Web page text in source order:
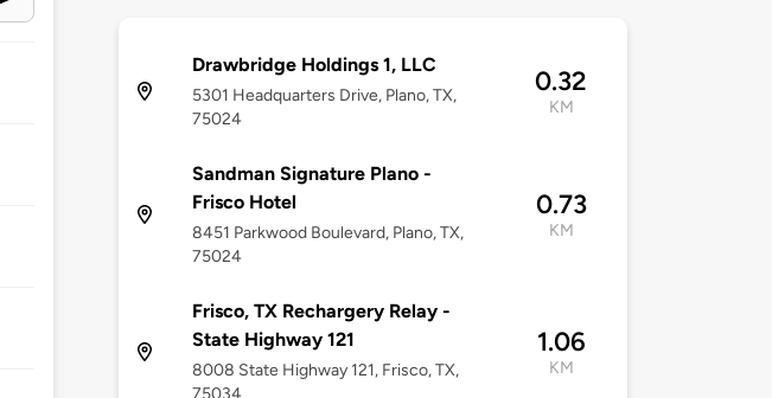
Drawbridge Holdings 1, LLC
5301 Headquarters Drive, Plano, TX,
75024
0.32
KM
Sandman Signature Plano -
Frisco Hotel
8451 Parkwood Boulevard, Plano, TX,
75024
0.73
KM
Frisco, TX Rechargery Relay -
State Highway 121
8008 State Highway 121, Frisco, TX,
75034
1.06
KM